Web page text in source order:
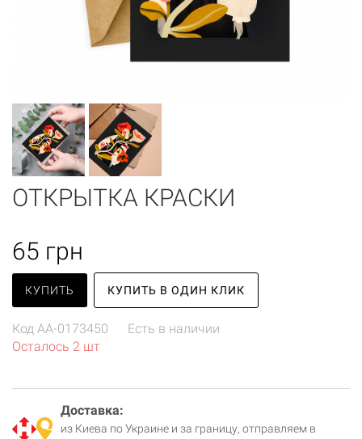
ОТКРЫТКА КРАСКИ
65 грн
КУПИТЬ КУПИТЬ В ОДИН КЛИК
Код AA-0173450
Есть в наличии
Осталось 2 шт
Доставка:
из Киева по Украине и за границу, отправляем в